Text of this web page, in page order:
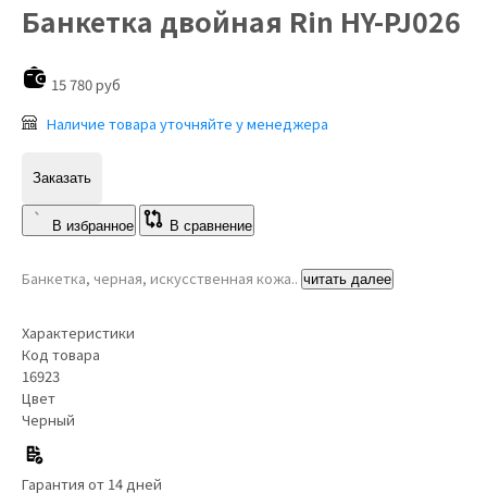
Банкетка двойная Rin HY-PJ026
15 780 руб
Наличие товара уточняйте у менеджера
Заказать
В избранное В сравнение
Банкетка, черная, искусственная кожа.. читать далее
Характеристики
Код товара
16923
Цвет
Черный
Гарантия от 14 дней